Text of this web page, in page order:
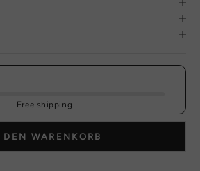
Free shipping
WARENKORB